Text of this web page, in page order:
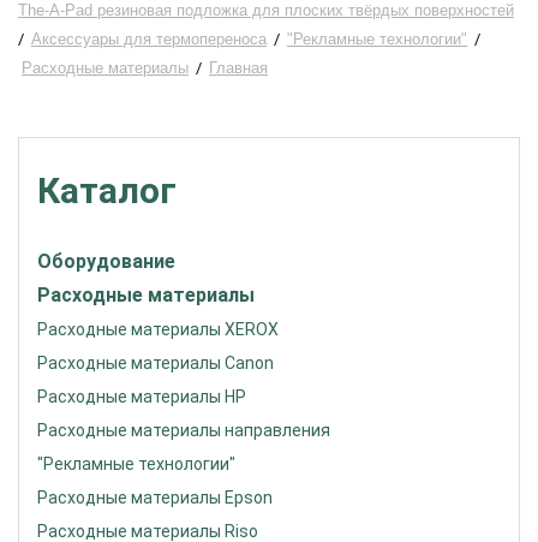
The-A-Pad резиновая подложка для плоских твёрдых поверхностей
/ Аксессуары для термопереноса / "Рекламные технологии" /
Расходные материалы / Главная
Каталог
Оборудование
Расходные материалы
Расходные материалы XEROX
Расходные материалы Canon
Расходные материалы HP
Расходные материалы направления
"Рекламные технологии"
Расходные материалы Epson
Расходные материалы Riso